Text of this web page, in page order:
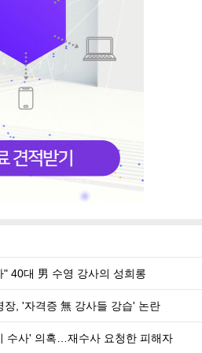
40대 男 수영 강사의 성희롱
, '자격증 無 강사들 강습' 논란
수사' 의혹…재수사 요청한 피해자